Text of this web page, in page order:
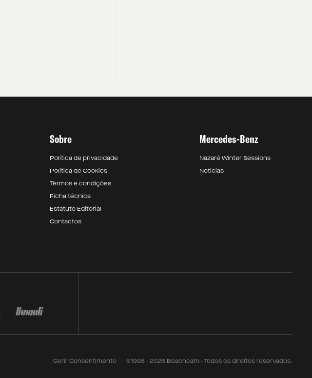
Sobre
Política de privacidade
Política de Cookies
Termos e condições
Ficha técnica
Estatuto Editorial
Contactos
Mercedes-Benz
Nazaré Winter Sessions
Notícias
Gerir Consentimento ©1998 - 2026 Beachcam - Todos os direitos reservados.